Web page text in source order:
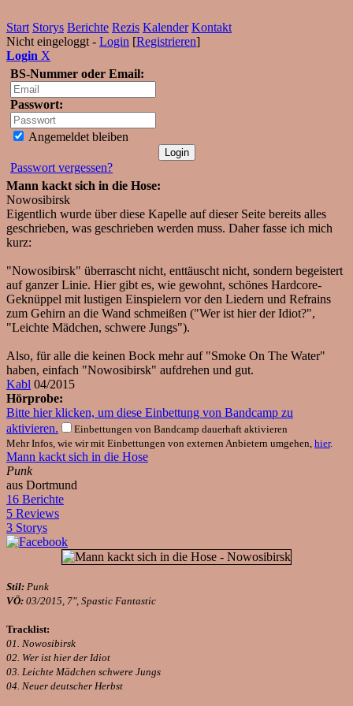
Start Storys Berichte Rezis Kalender Kontakt
Nicht eingeloggt - Login [Registrieren]
Login X
BS-Nummer oder Email:
Passwort:
Angemeldet bleiben
Passwort vergessen?
Mann kackt sich in die Hose:
Nowosibirsk
Eigentlich wurde über diese Kapelle auf dieser Seite bereits alles
geschrieben, was geschrieben werden muss. Daher fasse ich mich
kurz:
"Nowosibirsk" überrascht nicht, enttäuscht nicht, sondern begeistert
auf ganzer Linie. Hier gibt es, wie gewohnt, schönes Hardcore-
Geknüppel mit lustigen Einspielern vor den Liedern und Refrains
zum Gehirn an die Wand schmeißen ("Wer ist hier der Idiot?",
"Leichte Mädchen, schwere Jungs").
Also, für alle die keinen Bock mehr auf "Smoke On The Water"
haben, einfach "Nowosibirsk" aufdrehen und gut.
Kabl 04/2015
Hörprobe:
Bitte hier klicken, um diese Einbettung von Bandcamp zu
aktivieren.
Einbettungen von Bandcamp dauerhaft aktivieren
Mehr Infos, wie wir mit Einbettungen von externen Anbietern umgehen, hier.
Mann kackt sich in die Hose
Punk
aus Dortmund
16 Berichte
5 Reviews
3 Storys
Stil: Punk
VÖ: 03/2015, 7", Spastic Fantastic
Tracklist:
01. Nowosibirsk
02. Wer ist hier der Idiot
03. Leichte Mädchen schwere Jungs
04. Neuer deutscher Herbst